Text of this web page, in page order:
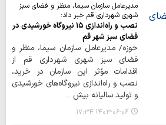
مدیرعامل سازمان سیما، منظر و فضای سبز
شهری شهرداری قم خبر داد:
نصب و راه‌اندازی ۱۵ نیروگاه خورشیدی در
فضای سبز شهر قم
حوزه/ مدیرعامل سازمان سیما، منظر و
فضای سبز شهری شهرداری قم از
اقدامات مؤثر این سازمان در خرید،
نصب و راه‌اندازی نیروگاه‌های خورشیدی
و تولید سالیانه بیش…
۱۴۰۳-۰۶-۰۶ ۱۷:۳۴